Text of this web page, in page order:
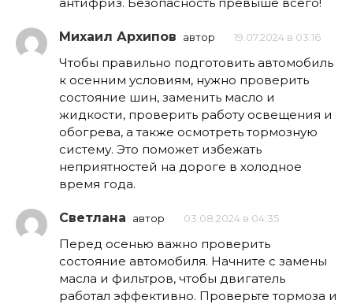
Михаил Архипов автор 19.07.2024 в 03:16
Чтобы правильно подготовить автомобиль
к осенним условиям, нужно проверить
состояние шин, заменить масло и
жидкости, проверить работу освещения и
обогрева, а также осмотреть тормозную
систему. Это поможет избежать
неприятностей на дороге в холодное
время года.
Светлана автор 03.08.2024 в 04:35
Перед осенью важно проверить
состояние автомобиля. Начните с замены
масла и фильтров, чтобы двигатель
работал эффективно. Проверьте тормоза и